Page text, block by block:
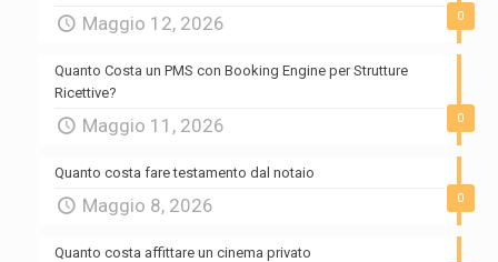
0
Maggio 12, 2026
0
Quanto Costa un PMS con Booking Engine per Strutture
Ricettive?
Maggio 11, 2026
0
Quanto costa fare testamento dal notaio
Maggio 8, 2026
Quanto costa affittare un cinema privato